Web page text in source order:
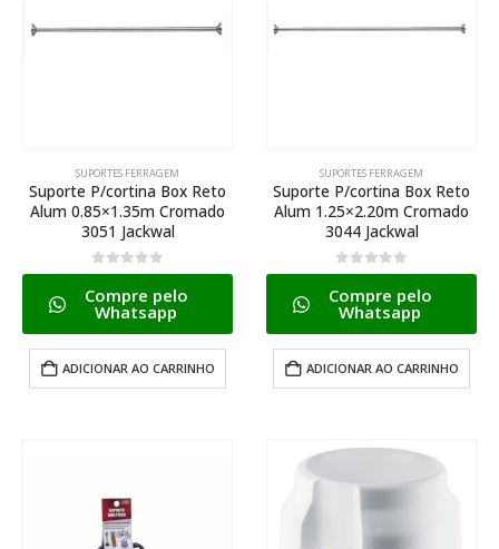
SUPORTES FERRAGEM
Suporte P/cortina Box Reto
Alum 0.85×1.35m Cromado
3051 Jackwal
0de 5
Compre pelo
Whatsapp
ADICIONAR AO CARRINHO
SUPORTES FERRAGEM
Suporte P/cortina Box Reto
Alum 1.25×2.20m Cromado
3044 Jackwal
0de 5
Compre pelo
Whatsapp
ADICIONAR AO CARRINHO